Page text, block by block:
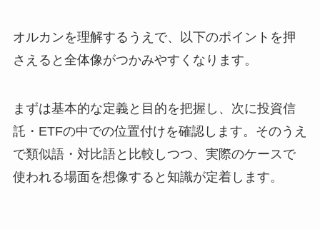
オルカンを理解するうえで、以下のポイントを押
さえると全体像がつかみやすくなります。
まずは基本的な定義と目的を把握し、次に投資信
託・ETFの中での位置付けを確認します。そのうえ
で類似語・対比語と比較しつつ、実際のケースで
使われる場面を想像すると知識が定着します。